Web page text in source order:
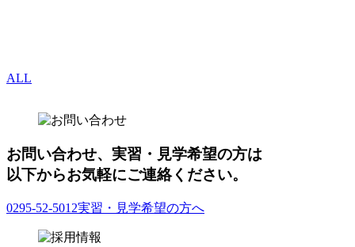
ALL
お問い合わせ、実習・見学希望の方は
以下からお気軽にご連絡ください。
0295-52-5012実習・見学希望の方へ